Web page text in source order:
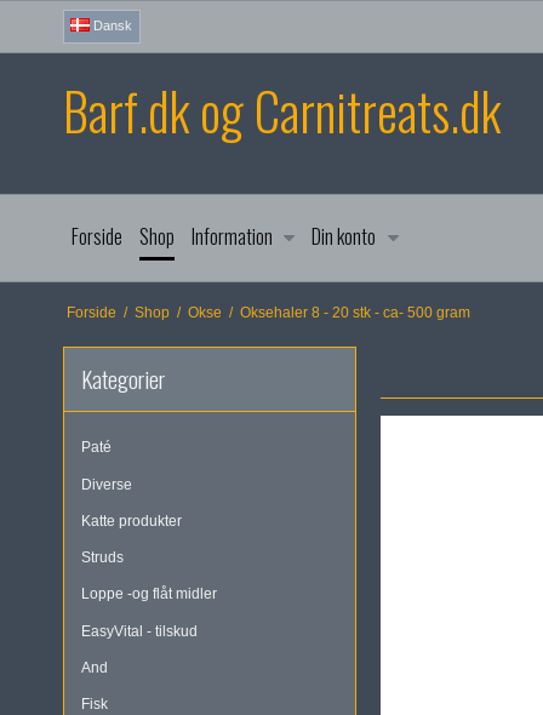
Dansk
Barf.dk og Carnitreats.dk
Forside Shop Information Din konto
Forside / Shop / Okse / Oksehaler 8 - 20 stk - ca- 500 gram
Kategorier
Paté
Diverse
Katte produkter
Struds
Loppe -og flåt midler
EasyVital - tilskud
And
Fisk